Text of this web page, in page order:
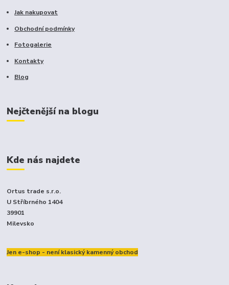
Jak nakupovat
Obchodní podmínky
Fotogalerie
Kontakty
Blog
Nejčtenější na blogu
Kde nás najdete
Ortus trade s.r.o.
U Stříbrného 1404
39901
Milevsko
Jen e-shop - není klasický kamenný obchod